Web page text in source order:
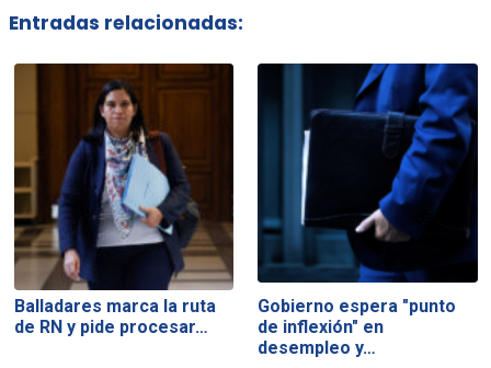
Entradas relacionadas:
Balladares marca la ruta
de RN y pide procesar…
Gobierno espera "punto
de inflexión" en
desempleo y…